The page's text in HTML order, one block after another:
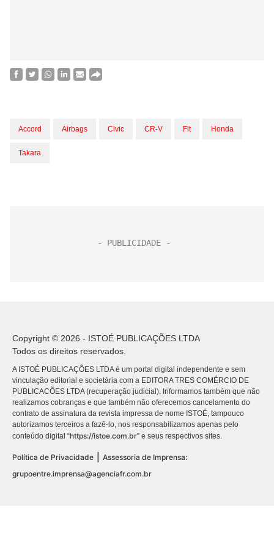
Accord Airbags Civic CR-V Fit Honda
Takara
Copyright © 2026 - ISTOÉ PUBLICAÇÕES LTDA
Todos os direitos reservados.
A ISTOÉ PUBLICAÇÕES LTDA é um portal digital independente e sem
vinculação editorial e societária com a EDITORA TRES COMÉRCIO DE
PUBLICACÕES LTDA (recuperação judicial). Informamos também que não
realizamos cobranças e que também não oferecemos cancelamento do
contrato de assinatura da revista impressa de nome ISTOÉ, tampouco
autorizamos terceiros a fazê-lo, nos responsabilizamos apenas pelo
conteúdo digital “https://istoe.com.br” e seus respectivos sites.
Política de Privacidade
Assessoria de Imprensa:
grupoentre.imprensa@agenciafr.com.br